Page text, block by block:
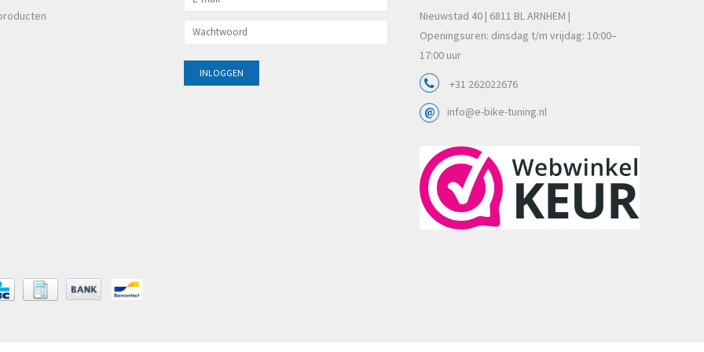
Nieuwstad 40 | 6811 BL ARNHEM |
Openingsuren: dinsdag t/m vrijdag: 10:00–
17:00 uur
+31 262022676
info@e-bike-tuning.nl